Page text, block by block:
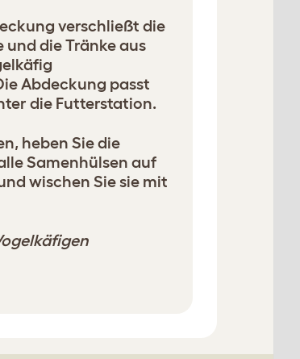
verschließt die
und die Tränke aus
Abdeckung passt
die Futterstation.
heben Sie die
Samenhülsen auf
wischen Sie sie mit